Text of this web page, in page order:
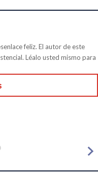
feliz. El autor de este
Léalo usted mismo para